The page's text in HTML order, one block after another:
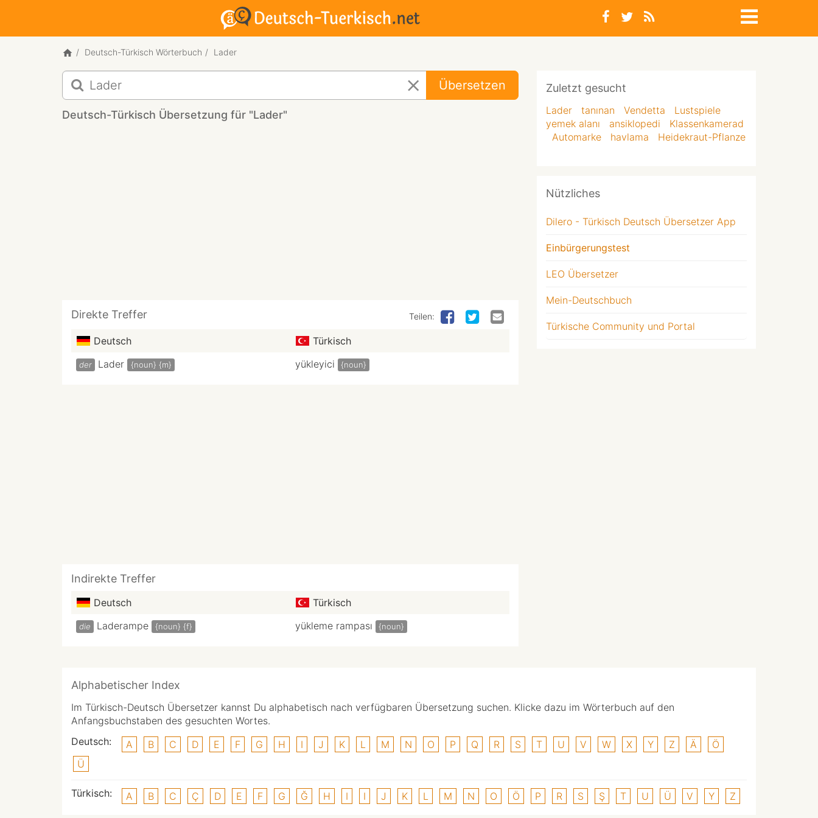
Deutsch-Türkisch Wörterbuch Lader
Deutsch-
Türkisch
Übersetzung
für
Übersetzen
Deutsch-Türkisch Übersetzung für "Lader"
Direkte Treffer Teilen:
Deutsch Türkisch
der Lader {noun} {m} yükleyici {noun}
Indirekte Treffer
Deutsch Türkisch
die Laderampe {noun} {f} yükleme rampası {noun}
Zuletzt gesucht
Lader tanınan Vendetta
Lustspiele
yemek alanı
ansiklopedi
Klassenkamerad
Automarke
havlama Heidekraut-Pflanze
Nützliches
Dilero - Türkisch Deutsch Übersetzer App
Einbürgerungstest
LEO Übersetzer
Mein-Deutschbuch
Türkische Community und Portal
Alphabetischer Index
Im Türkisch-Deutsch Übersetzer kannst Du alphabetisch nach verfügbaren Übersetzung suchen. Klicke dazu im Wörterbuch auf den
Anfangsbuchstaben des gesuchten Wortes.
Deutsch:
A B C D E F G H I J K L M N O P Q R S T U V W X Y Z Ä
Ö
Ü
Türkisch: A B C Ç D E F G Ğ H I I J K L M N O Ö P R S Ş T U Ü V Y Z